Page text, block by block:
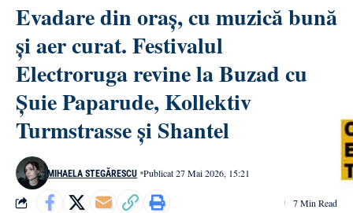
Evadare din oraș, cu muzică bună
și aer curat. Festivalul
Electroruga revine la Buzad cu
Șuie Paparude, Kollektiv
Turmstrasse și Shantel
MIHAELA STEGĂRESCU Publicat 27 Mai 2026, 15:21
7 Min Read